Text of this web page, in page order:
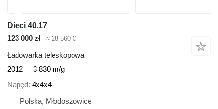
Dieci 40.17
123 000 zł
≈ 28 560 €
Ładowarka teleskopowa
2012
3 830 m/g
Napęd 4x4x4
Polska, Młodoszowice